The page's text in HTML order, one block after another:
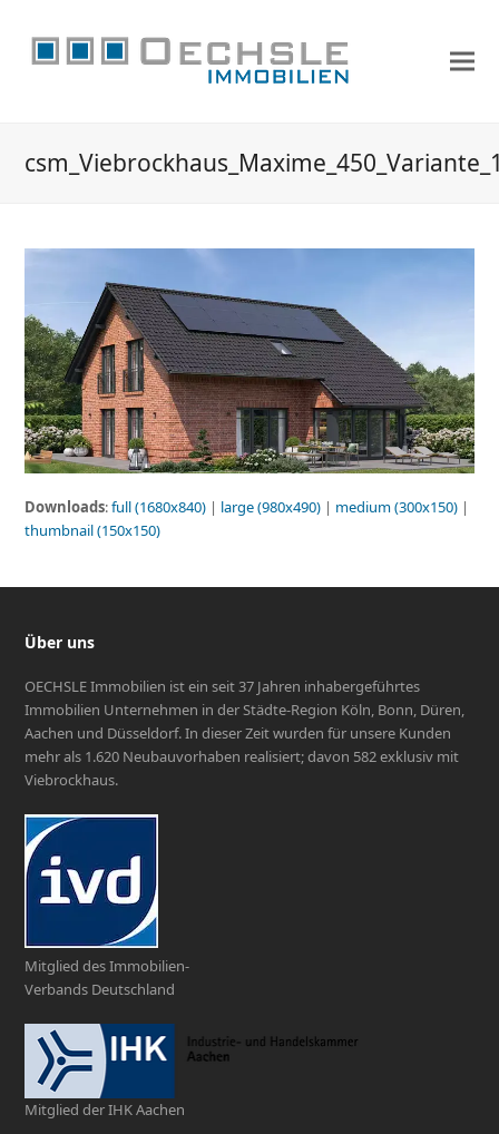
Downloads:full (1680x840) | large (980x490) | medium (300x150) |
thumbnail (150x150)
Über uns
OECHSLE Immobilien ist ein seit 37 Jahren inhabergeführtes
Immobilien Unternehmen in der Städte-Region Köln, Bonn, Düren,
Aachen und Düsseldorf. In dieser Zeit wurden für unsere Kunden
mehr als 1.620 Neubauvorhaben realisiert; davon 582 exklusiv mit
Viebrockhaus.
Mitglied des Immobilien-
Verbands Deutschland
Mitglied der IHK Aachen